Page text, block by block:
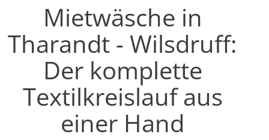
Mietwäsche in
Tharandt - Wilsdruff:
Der komplette
Textilkreislauf aus
einer Hand